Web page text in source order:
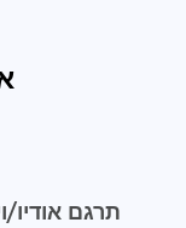
תרגם אודיו/